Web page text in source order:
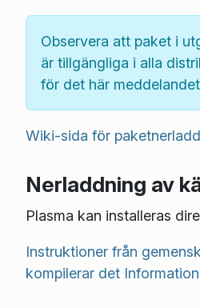
Observera att paket i
är tillgängliga i alla
för det här
Wiki-sida för
Nerladdning av
Plasma kan installeras
Instruktioner från
kompilerar det